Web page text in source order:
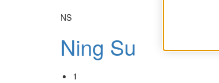
NS
Ning Su
1